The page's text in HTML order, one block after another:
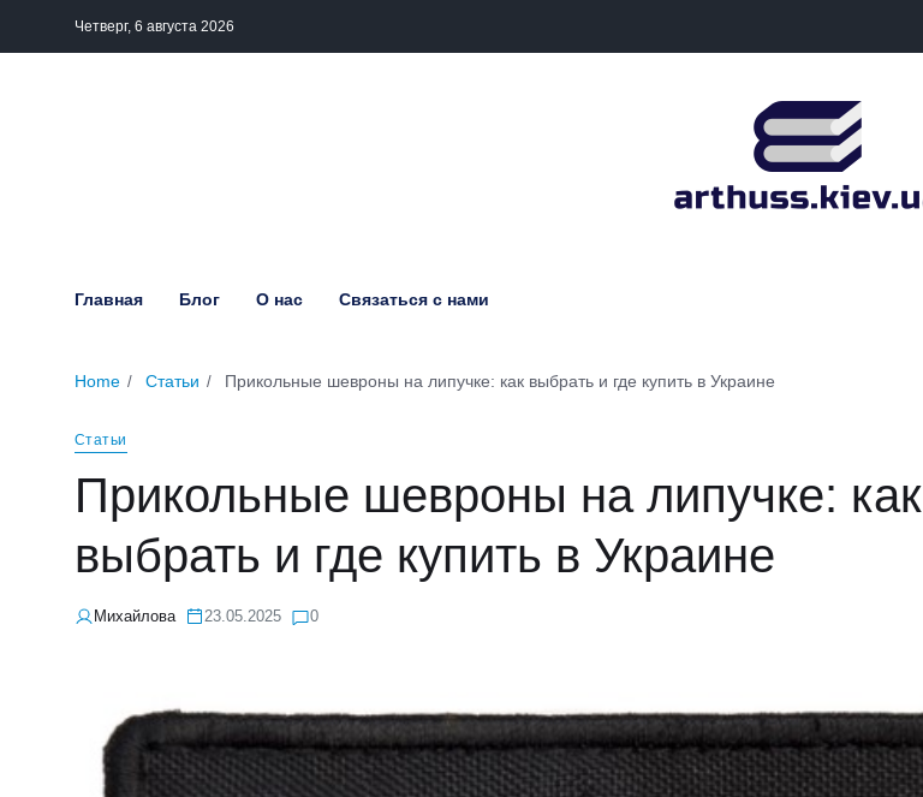
Четверг, 6 августа 2026
Главная Блог О нас Связаться с нами
Home Статьи Прикольные шевроны на липучке: как выбрать и где купить в Украине
Статьи
Прикольные шевроны на липучке: как
выбрать и где купить в Украине
Михайлова 23.05.2025 0